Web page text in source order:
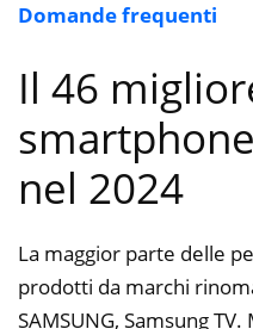
Domande frequenti
Il 46
nel 2024
La maggior parte delle
prodotti da marchi
SAMSUNG, Samsung